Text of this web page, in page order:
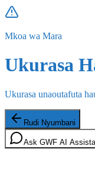
Mkoa wa Mara
Ukurasa
Ukurasa unaoutafuta
Rudi Nyumbani
Ask GWF AI